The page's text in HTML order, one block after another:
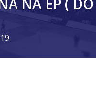
NA EP ( DO